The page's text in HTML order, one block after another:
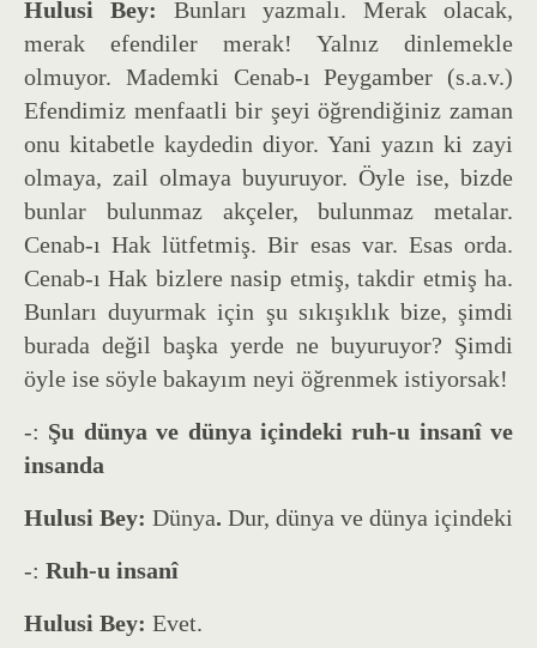
Hulusi Bey: Bunları yazmalı. Merak olacak,
merak efendiler merak! Yalnız dinlemekle
olmuyor. Mademki Cenab-ı Peygamber (s.a.v.)
Efendimiz menfaatli bir şeyi öğrendiğiniz zaman
onu kitabetle kaydedin diyor. Yani yazın ki zayi
olmaya, zail olmaya buyuruyor. Öyle ise, bizde
bunlar bulunmaz akçeler, bulunmaz metalar.
Cenab-ı Hak lütfetmiş. Bir esas var. Esas orda.
Cenab-ı Hak bizlere nasip etmiş, takdir etmiş ha.
Bunları duyurmak için şu sıkışıklık bize, şimdi
burada değil başka yerde ne buyuruyor? Şimdi
öyle ise söyle bakayım neyi öğrenmek istiyorsak!
-: Şu dünya ve dünya içindeki ruh-u insanî ve
insanda
Hulusi Bey: Dünya. Dur, dünya ve dünya içindeki
-: Ruh-u insanî
Hulusi Bey: Evet.